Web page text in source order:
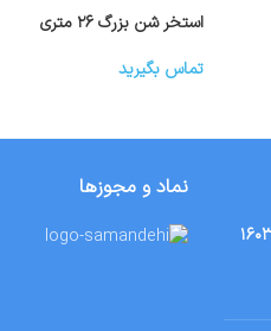
استخر شن بزرگ ۲۶ متری
تماس بگیرید
نماد و مجوزها